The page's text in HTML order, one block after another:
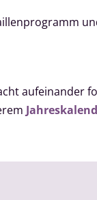
aufeinander